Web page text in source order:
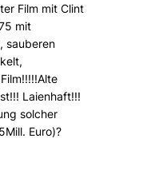
Film mit Clint
mit
sauberen
Laienhaft!!!
solcher
Euro)?